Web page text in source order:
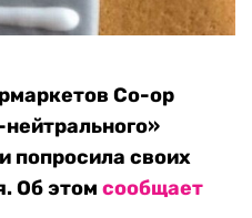
Co-op
попросила своих
Об этом сообщает